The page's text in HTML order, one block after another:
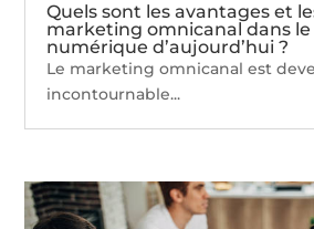
Quels sont les avantages et
marketing omnicanal dans
numérique d’aujourd’hui ?
Le marketing omnicanal est
incontournable...